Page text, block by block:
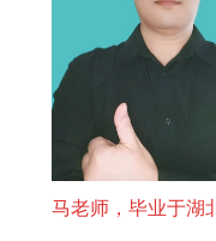
马老师，毕业于湖